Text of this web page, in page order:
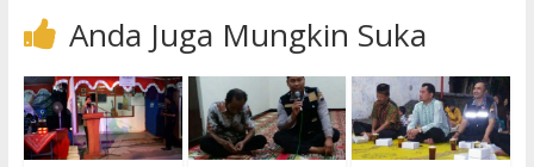
Anda Juga Mungkin Suka